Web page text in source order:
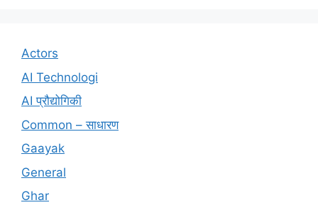
Actors
AI Technologi
AI प्रौद्योगिकी
Common – साधारण
Gaayak
General
Ghar